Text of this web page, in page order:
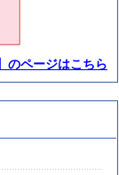
のページはこちら